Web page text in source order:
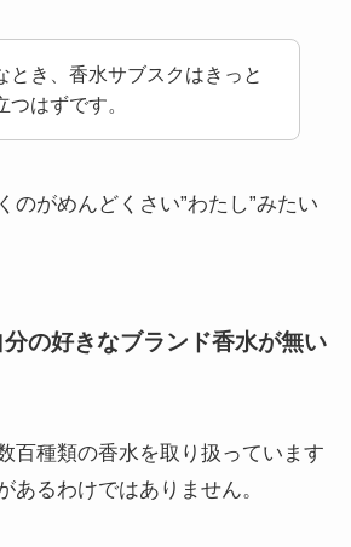
とき、香水サブスクはきっと
つはずです。
のがめんどくさい”わたし”みたい
の好きなブランド香水が無い
百種類の香水を取り扱っています
あるわけではありません。